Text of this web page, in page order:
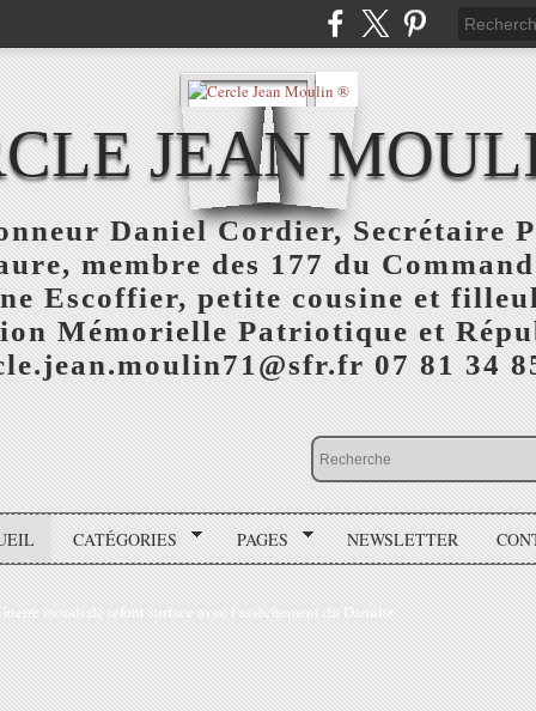
JEAN
Daniel Cordier, Secrétaire
membre des 177 du
Escoffier, petite cousine et
Mémorielle Patriotique et
07 81 34
CATÉGORIES PAGES NEWSLETTER